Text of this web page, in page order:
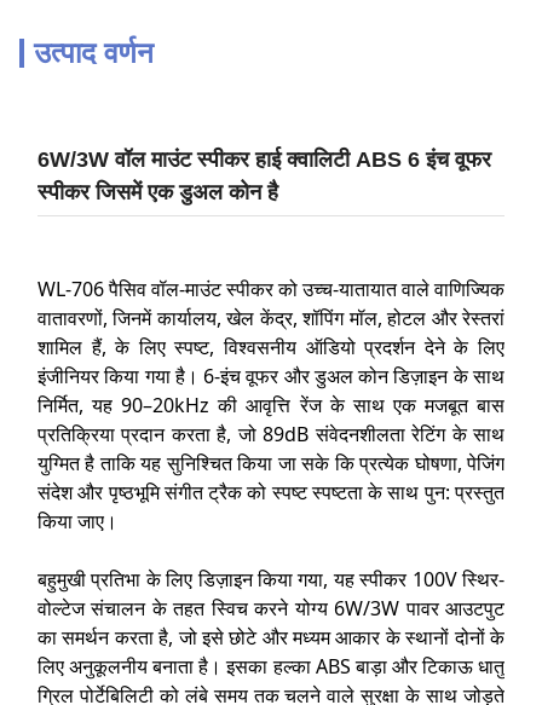
उत्पाद वर्णन
6W/3W वॉल माउंट स्पीकर हाई क्वालिटी ABS 6 इंच वूफर
स्पीकर जिसमें एक डुअल कोन है
WL-706 पैसिव वॉल-माउंट स्पीकर को उच्च-यातायात वाले वाणिज्यिक
वातावरणों, जिनमें कार्यालय, खेल केंद्र, शॉपिंग मॉल, होटल और रेस्तरां
शामिल हैं, के लिए स्पष्ट, विश्वसनीय ऑडियो प्रदर्शन देने के लिए
इंजीनियर किया गया है। 6-इंच वूफर और डुअल कोन डिज़ाइन के साथ
निर्मित, यह 90–20kHz की आवृत्ति रेंज के साथ एक मजबूत बास
प्रतिक्रिया प्रदान करता है, जो 89dB संवेदनशीलता रेटिंग के साथ
युग्मित है ताकि यह सुनिश्चित किया जा सके कि प्रत्येक घोषणा, पेजिंग
संदेश और पृष्ठभूमि संगीत ट्रैक को स्पष्ट स्पष्टता के साथ पुन: प्रस्तुत
किया जाए।
बहुमुखी प्रतिभा के लिए डिज़ाइन किया गया, यह स्पीकर 100V स्थिर-
वोल्टेज संचालन के तहत स्विच करने योग्य 6W/3W पावर आउटपुट
का समर्थन करता है, जो इसे छोटे और मध्यम आकार के स्थानों दोनों के
लिए अनुकूलनीय बनाता है। इसका हल्का ABS बाड़ा और टिकाऊ धातु
ग्रिल पोर्टेबिलिटी को लंबे समय तक चलने वाले सुरक्षा के साथ जोड़ते